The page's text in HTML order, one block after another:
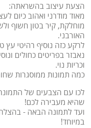
הצעת עיצוב בהשראתה:
מאוד מודרני ואהוב כיום
מוחלקת, קיר בטון חשוף
האורבני.
לרקע כזה נוסיף רהיטי עץ
נאבזר בפריטים כחולים
וכריות נוי.
כמה תמונות ממוסגרות
לכו עם הצבעים של
שהיא מעבירה לכם!
ועד לתמונה הבאה -
במיוחד!